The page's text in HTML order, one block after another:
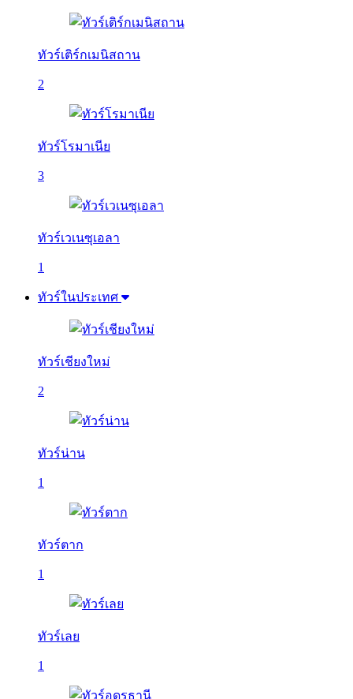
ทัวร์เติร์กเมนิสถาน
2
ทัวร์โรมาเนีย
3
ทัวร์เวเนซุเอลา
1
ทัวร์ในประเทศ
ทัวร์เชียงใหม่
2
ทัวร์น่าน
1
ทัวร์ตาก
1
ทัวร์เลย
1